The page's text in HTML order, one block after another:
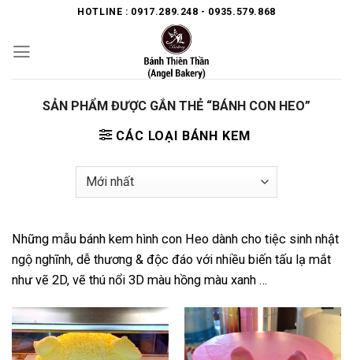
content
HOTLINE : 0917.289.248 - 0935.579.868
SẢN PHẨM ĐƯỢC GẮN THẺ “BÁNH CON HEO”
CÁC LOẠI BÁNH KEM
Những mẫu bánh kem hình con Heo dành cho tiệc sinh nhật
ngộ nghĩnh, dễ thương & độc đáo với nhiều biến tấu lạ mắt
như vẽ 2D, vẽ thú nổi 3D màu hồng màu xanh …